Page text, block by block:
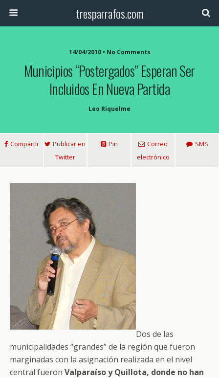
tresparrafos.com
14/04/2010 • No Comments
Municipios “postergados” Esperan Ser
Incluidos En Nueva Partida
Leo Riquelme
Compartir
Publicar en
Twitter
Pin
Correo
electrónico
SMS
Dos de las
municipalidades “grandes” de la región que fueron
marginadas con la asignación realizada en el nivel
central fueron Valparaíso y Quillota, donde no han